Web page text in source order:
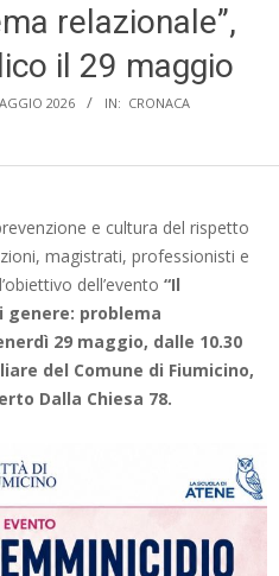
relazionale”,
il 29 maggio
2026 IN: CRONACA
e cultura del rispetto
magistrati, professionisti e
dell’evento “Il
genere: problema
29 maggio, dalle 10.30
del Comune di Fiumicino,
Dalla Chiesa 78.